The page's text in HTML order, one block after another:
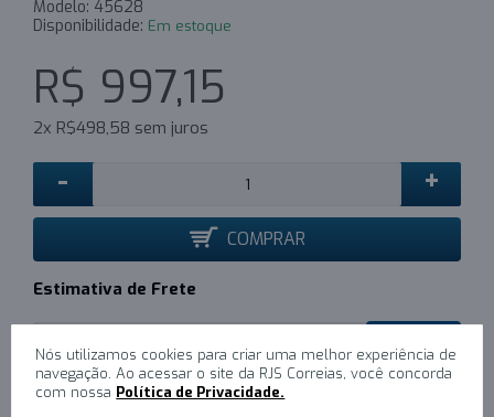
Modelo: 45628
Disponibilidade: Em estoque
R$ 997,15
2x R$498,58 sem juros
- +
COMPRAR
Estimativa de Frete
Nós utilizamos cookies para criar uma melhor experiência de
navegação. Ao acessar o site da RJS Correias, você concorda
com nossa Política de Privacidade.